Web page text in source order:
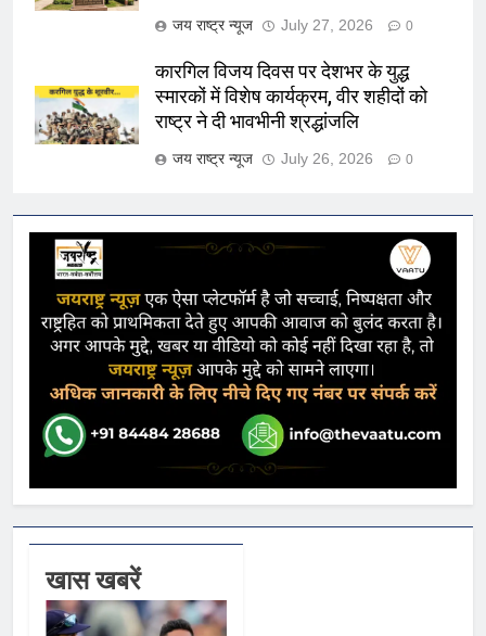
जय राष्ट्र न्यूज July 27, 2026 0
कारगिल विजय दिवस पर देशभर के युद्ध
स्मारकों में विशेष कार्यक्रम, वीर शहीदों को
राष्ट्र ने दी भावभीनी श्रद्धांजलि
जय राष्ट्र न्यूज July 26, 2026 0
खास खबरें